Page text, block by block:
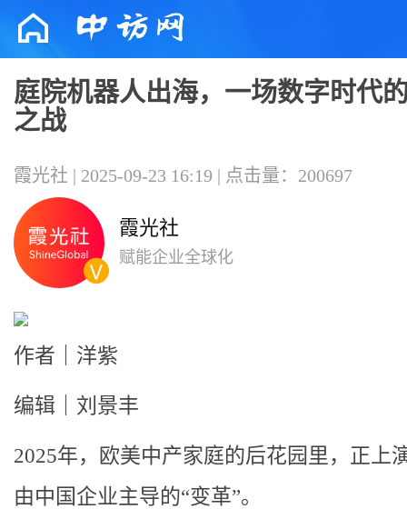
庭院机器人出海，一场数字时代
之战
霞光社 | 2025-09-23 16:19 | 点击量：200697
霞光社
赋能企业全球化
作者｜洋紫
编辑｜刘景丰
2025年，欧美中产家庭的后花园里，正上
由中国企业主导的“变革”。